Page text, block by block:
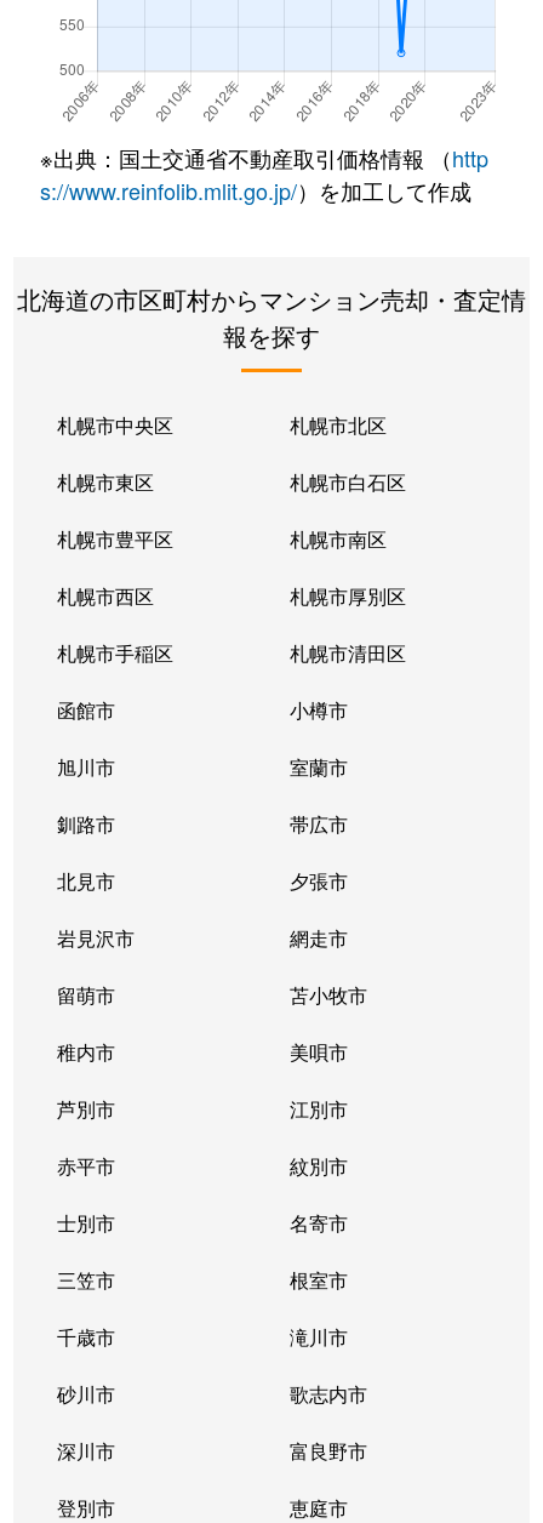
真駒内
真駒内上町
2,000万円 真駒内
徒歩16分
真駒内上町
2,100万円 真駒内
徒歩16分
真駒内本町
400万円 真駒内
徒歩45分
真駒内本町
730万円 真駒内
徒歩25分
990万円
真駒内緑町
1,300万円 真駒内
真駒内緑町
真駒内
真駒内緑町
真駒内
真駒内緑町
2,400万円 真駒内
真駒内緑町
真駒内
真駒内緑町
真駒内
真駒内南町
真駒内
真駒内南町
真駒内
真駒内南町
1,300万円 真駒内
真駒内南町
1,300万円 真駒内
真駒内南町
1,300万円 真駒内
真駒内南町
1,100万円 真駒内
真駒内南町
真駒内
南３１条西
2,400万円 澄川
南３１条西
2,600万円 澄川
南３２条西
澄川
南３２条西
澄川
南３３条西
1,600万円 澄川
南３４条西
澄川
※出典：国土交通省不動産取引価格情報 （http
s://www.reinfolib.mlit.go.jp/）を加工して作成
北海道の市区町村からマンション売却・査定情
報を探す
札幌市中央区 札幌市北区
札幌市東区 札幌市白石区
札幌市豊平区 札幌市南区
札幌市西区 札幌市厚別区
札幌市手稲区 札幌市清田区
函館市 小樽市
旭川市 室蘭市
釧路市 帯広市
北見市 夕張市
岩見沢市 網走市
留萌市 苫小牧市
稚内市 美唄市
芦別市 江別市
赤平市 紋別市
士別市 名寄市
三笠市 根室市
千歳市 滝川市
砂川市 歌志内市
深川市 富良野市
登別市 恵庭市